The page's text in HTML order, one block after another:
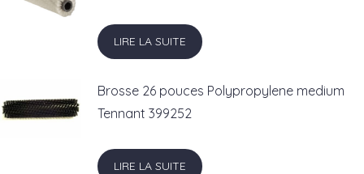
LIRE LA SUITE
Brosse 26 pouces Polypropylene medium
Tennant 399252
LIRE LA SUITE